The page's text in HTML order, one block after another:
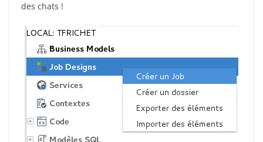
des chats !